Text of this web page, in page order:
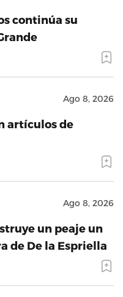
continúa su
Ago 8, 2026
artículos de
Ago 8, 2026
un peaje un
de De la Espriella